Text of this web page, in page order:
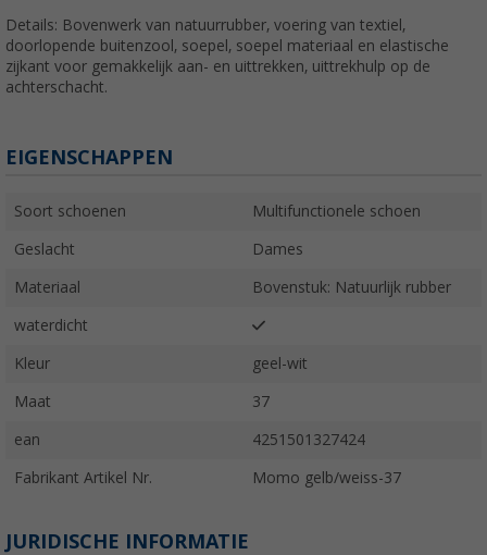
Details: Bovenwerk van natuurrubber, voering van textiel,
doorlopende buitenzool, soepel, soepel materiaal en elastische
zijkant voor gemakkelijk aan- en uittrekken, uittrekhulp op de
achterschacht.
EIGENSCHAPPEN
Soort schoenen Multifunctionele schoen
Geslacht Dames
Materiaal Bovenstuk: Natuurlijk rubber
waterdicht
Kleur geel-wit
Maat 37
ean 4251501327424
Fabrikant Artikel Nr. Momo gelb/weiss-37
JURIDISCHE INFORMATIE